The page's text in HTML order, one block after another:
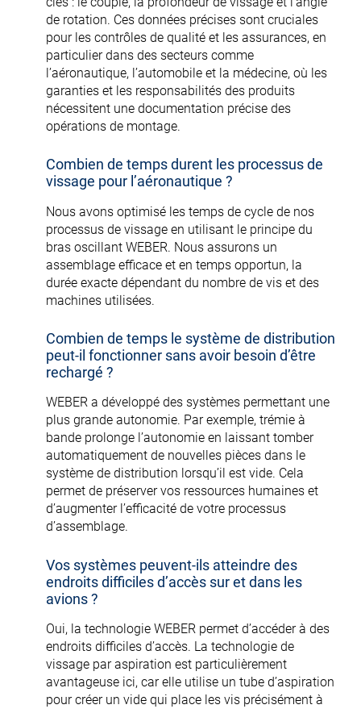
de rotation. Ces données précises sont cruciales
pour les contrôles de qualité et les assurances, en
particulier dans des secteurs comme
l’aéronautique, l’automobile et la médecine, où les
garanties et les responsabilités des produits
nécessitent une documentation précise des
opérations de montage.
Combien de temps durent les processus de
vissage pour l’aéronautique ?
Nous avons optimisé les temps de cycle de nos
processus de vissage en utilisant le principe du
bras oscillant WEBER. Nous assurons un
assemblage efficace et en temps opportun, la
durée exacte dépendant du nombre de vis et des
machines utilisées.
Combien de temps le système de distribution
peut-il fonctionner sans avoir besoin d’être
rechargé ?
WEBER a développé des systèmes permettant une
plus grande autonomie. Par exemple, trémie à
bande prolonge l’autonomie en laissant tomber
automatiquement de nouvelles pièces dans le
système de distribution lorsqu’il est vide. Cela
permet de préserver vos ressources humaines et
d’augmenter l’efficacité de votre processus
d’assemblage.
Vos systèmes peuvent-ils atteindre des
endroits difficiles d’accès sur et dans les
avions ?
Oui, la technologie WEBER permet d’accéder à des
endroits difficiles d’accès. La technologie de
vissage par aspiration est particulièrement
avantageuse ici, car elle utilise un tube d’aspiration
pour créer un vide qui place les vis précisément à